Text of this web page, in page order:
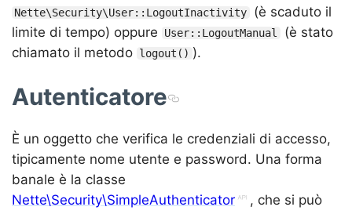
Nette\Security\User::LogoutInactivity
(è scaduto il
limite di tempo) oppure
User::LogoutManual
(è stato
chiamato il metodo logout() ).
Autenticatore
È un oggetto che verifica le credenziali di accesso,
tipicamente nome utente e password. Una forma
banale è la classe
Nette\Security\SimpleAuthenticator
, che si può